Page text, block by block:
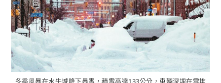
冬季風暴在水牛城降下暴雪，積雪高達133公分，車輛深埋在雪堆